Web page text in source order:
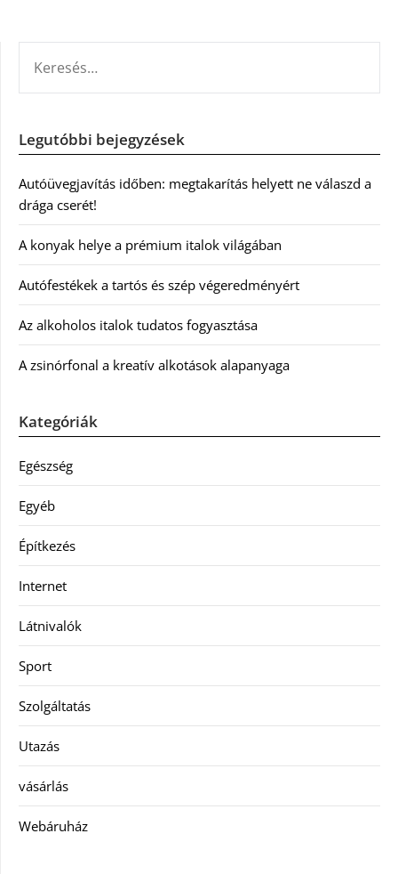
Legutóbbi bejegyzések
Autóüvegjavítás időben: megtakarítás helyett ne válaszd a
drága cserét!
A konyak helye a prémium italok világában
Autófestékek a tartós és szép végeredményért
Az alkoholos italok tudatos fogyasztása
A zsinórfonal a kreatív alkotások alapanyaga
Kategóriák
Egészség
Egyéb
Építkezés
Internet
Látnivalók
Sport
Szolgáltatás
Utazás
vásárlás
Webáruház